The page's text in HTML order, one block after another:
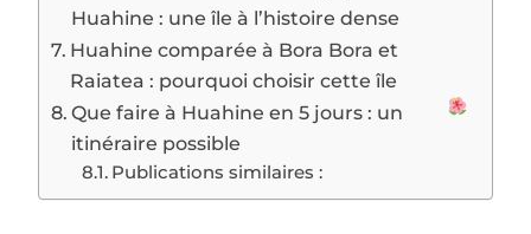
Huahine : une île à l’histoire dense
Huahine comparée à Bora Bora et
Raiatea : pourquoi choisir cette île
Que faire à Huahine en 5 jours : un
itinéraire possible
Publications similaires :